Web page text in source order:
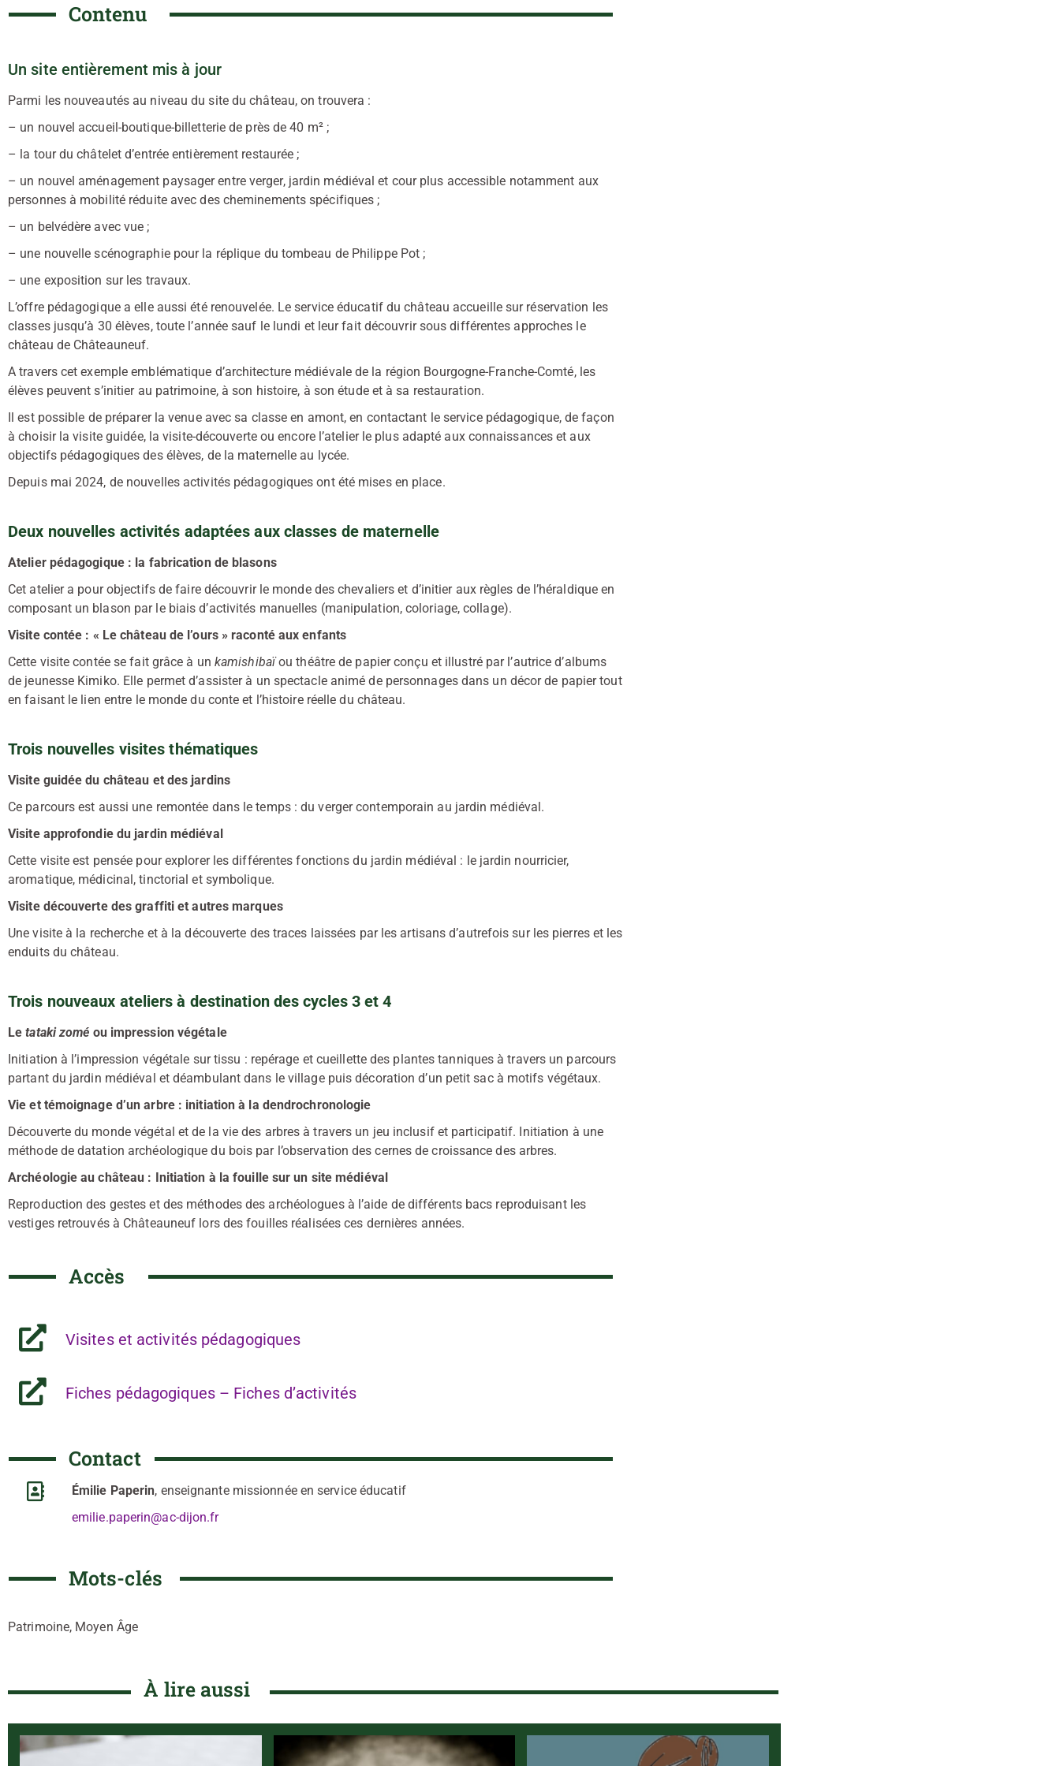
Contenu
Un site entièrement mis à jour
Parmi les nouveautés au niveau du site du château, on trouvera :
– un nouvel accueil-boutique-billetterie de près de 40 m² ;
– la tour du châtelet d’entrée entièrement restaurée ;
– un nouvel aménagement paysager entre verger, jardin médiéval et cour plus accessible notamment aux
personnes à mobilité réduite avec des cheminements spécifiques ;
– un belvédère avec vue ;
– une nouvelle scénographie pour la réplique du tombeau de Philippe Pot ;
– une exposition sur les travaux.
L’offre pédagogique a elle aussi été renouvelée. Le service éducatif du château accueille sur réservation les
classes jusqu’à 30 élèves, toute l’année sauf le lundi et leur fait découvrir sous différentes approches le
château de Châteauneuf.
A travers cet exemple emblématique d’architecture médiévale de la région Bourgogne-Franche-Comté, les
élèves peuvent s’initier au patrimoine, à son histoire, à son étude et à sa restauration.
Il est possible de préparer la venue avec sa classe en amont, en contactant le service pédagogique, de façon
à choisir la visite guidée, la visite-découverte ou encore l’atelier le plus adapté aux connaissances et aux
objectifs pédagogiques des élèves, de la maternelle au lycée.
Depuis mai 2024, de nouvelles activités pédagogiques ont été mises en place.
Deux nouvelles activités adaptées aux classes de maternelle
Atelier pédagogique : la fabrication de blasons
Cet atelier a pour objectifs de faire découvrir le monde des chevaliers et d’initier aux règles de l’héraldique en
composant un blason par le biais d’activités manuelles (manipulation, coloriage, collage).
Visite contée : « Le château de l’ours » raconté aux enfants
Cette visite contée se fait grâce à un kamishibaïou théâtre de papier conçu et illustré par l’autrice d’albums
de jeunesse Kimiko. Elle permet d’assister à un spectacle animé de personnages dans un décor de papier tout
en faisant le lien entre le monde du conte et l’histoire réelle du château.
Trois nouvelles visites thématiques
Visite guidée du château et des jardins
Ce parcours est aussi une remontée dans le temps : du verger contemporain au jardin médiéval.
Visite approfondie du jardin médiéval
Cette visite est pensée pour explorer les différentes fonctions du jardin médiéval : le jardin nourricier,
aromatique, médicinal, tinctorial et symbolique.
Visite découverte des graffiti et autres marques
Une visite à la recherche et à la découverte des traces laissées par les artisans d’autrefois sur les pierres et les
enduits du château.
Trois nouveaux ateliers à destination des cycles 3 et 4
Letataki zomé ou impression végétale
Initiation à l’impression végétale sur tissu : repérage et cueillette des plantes tanniques à travers un parcours
partant du jardin médiéval et déambulant dans le village puis décoration d’un petit sac à motifs végétaux.
Vie et témoignage d’un arbre : initiation à la dendrochronologie
Découverte du monde végétal et de la vie des arbres à travers un jeu inclusif et participatif. Initiation à une
méthode de datation archéologique du bois par l’observation des cernes de croissance des arbres.
Archéologie au château : Initiation à la fouille sur un site médiéval
Reproduction des gestes et des méthodes des archéologues à l’aide de différents bacs reproduisant les
vestiges retrouvés à Châteauneuf lors des fouilles réalisées ces dernières années.
Accès
Visites et activités pédagogiques
Fiches pédagogiques – Fiches d’activités
Contact
Émilie Paperin, enseignante missionnée en service éducatif
emilie.paperin@ac-dijon.fr
Mots-clés
Patrimoine, Moyen Âge
À lire aussi